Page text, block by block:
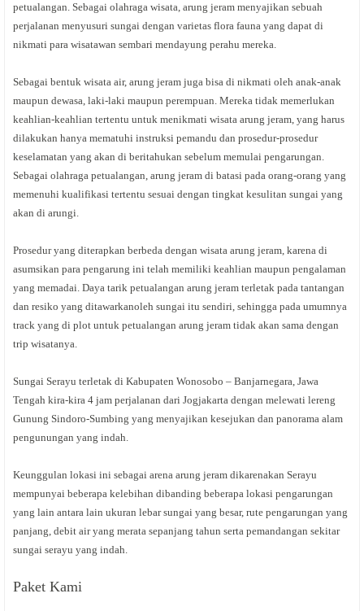
petualangan. Sebagai olahraga wisata, arung jeram menyajikan sebuah
perjalanan menyusuri sungai dengan varietas flora fauna yang dapat di
nikmati para wisatawan sembari mendayung perahu mereka.
Sebagai bentuk wisata air, arung jeram juga bisa di nikmati oleh anak-anak
maupun dewasa, laki-laki maupun perempuan. Mereka tidak memerlukan
keahlian-keahlian tertentu untuk menikmati wisata arung jeram, yang harus
dilakukan hanya mematuhi instruksi pemandu dan prosedur-prosedur
keselamatan yang akan di beritahukan sebelum memulai pengarungan.
Sebagai olahraga petualangan, arung jeram di batasi pada orang-orang yang
memenuhi kualifikasi tertentu sesuai dengan tingkat kesulitan sungai yang
akan di arungi.
Prosedur yang diterapkan berbeda dengan wisata arung jeram, karena di
asumsikan para pengarung ini telah memiliki keahlian maupun pengalaman
yang memadai. Daya tarik petualangan arung jeram terletak pada tantangan
dan resiko yang ditawarkanoleh sungai itu sendiri, sehingga pada umumnya
track yang di plot untuk petualangan arung jeram tidak akan sama dengan
trip wisatanya.
Sungai Serayu terletak di Kabupaten Wonosobo – Banjarnegara, Jawa
Tengah kira-kira 4 jam perjalanan dari Jogjakarta dengan melewati lereng
Gunung Sindoro-Sumbing yang menyajikan kesejukan dan panorama alam
pengunungan yang indah.
Keunggulan lokasi ini sebagai arena arung jeram dikarenakan Serayu
mempunyai beberapa kelebihan dibanding beberapa lokasi pengarungan
yang lain antara lain ukuran lebar sungai yang besar, rute pengarungan yang
panjang, debit air yang merata sepanjang tahun serta pemandangan sekitar
sungai serayu yang indah.
Paket Kami